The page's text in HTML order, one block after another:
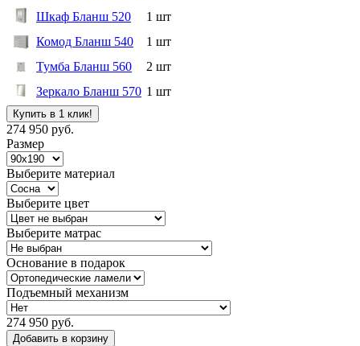
Шкаф Бланш 520
1 шт
Комод Бланш 540
1 шт
Тумба Бланш 560
2 шт
Зеркало Бланш 570 1 шт
Купить в 1 клик!
274 950 руб.
Размер
Выберите материал
Выберите цвет
Выберите матрас
Основание в подарок
Подъемный механизм
274 950 руб.
Добавить в корзину